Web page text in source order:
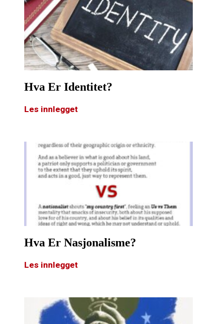
Hva Er Identitet?
Les innlegget
Hva Er Nasjonalisme?
Les innlegget